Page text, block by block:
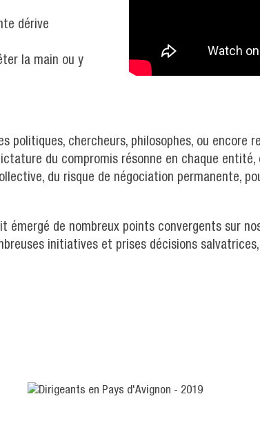
dérive
la main ou y
politiques, chercheurs, philosophes, ou encore
du compromis résonne en chaque
du risque de négociation permanente,
de nombreux points convergents sur
initiatives et prises décisions